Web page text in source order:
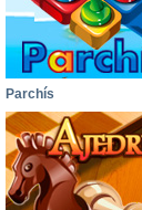
Parchís